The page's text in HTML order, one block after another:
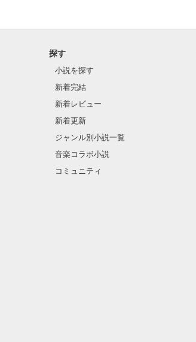
探す
小説を探す
新着完結
新着レビュー
新着更新
ジャンル別小説一覧
音楽コラボ小説
コミュニティ